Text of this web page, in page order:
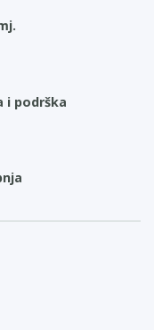
i podrška